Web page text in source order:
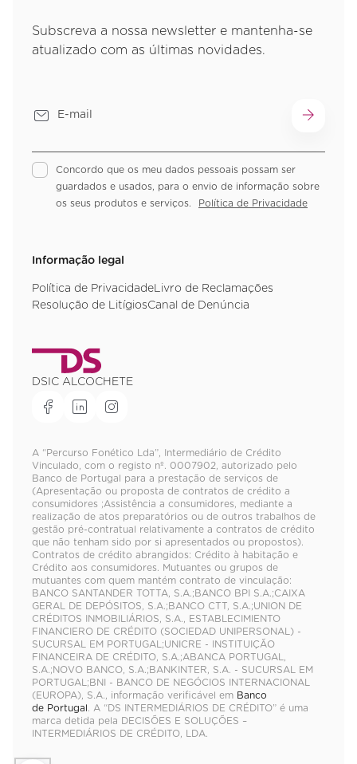
Subscreva a nossa newsletter e mantenha-se
atualizado com as últimas novidades.
Concordo que os meu dados pessoais possam ser
guardados e usados, para o envio de informação sobre
os seus produtos e serviços.
Política de Privacidade
Informação legal
Política de Privacidade Livro de Reclamações
Resolução de LitígiosCanal de Denúncia
DSIC ALCOCHETE
A “Percurso Fonético Lda”, Intermediário de Crédito
Vinculado, com o registo nº. 0007902, autorizado pelo
Banco de Portugal para a prestação de serviços de
(Apresentação ou proposta de contratos de crédito a
consumidores ;Assistência a consumidores, mediante a
realização de atos preparatórios ou de outros trabalhos de
gestão pré-contratual relativamente a contratos de crédito
que não tenham sido por si apresentados ou propostos).
Contratos de crédito abrangidos: Crédito à habitação e
Crédito aos consumidores. Mutuantes ou grupos de
mutuantes com quem mantém contrato de vinculação:
BANCO SANTANDER TOTTA, S.A.;BANCO BPI S.A.;CAIXA
GERAL DE DEPÓSITOS, S.A.;BANCO CTT, S.A.;UNION DE
CRÉDITOS INMOBILIÁRIOS, S.A., ESTABLECIMIENTO
FINANCIERO DE CRÉDITO (SOCIEDAD UNIPERSONAL) -
SUCURSAL EM PORTUGAL;UNICRE - INSTITUIÇÃO
FINANCEIRA DE CRÉDITO, S.A.;ABANCA PORTUGAL,
S.A.;NOVO BANCO, S.A.;BANKINTER, S.A. - SUCURSAL EM
PORTUGAL;BNI - BANCO DE NEGÓCIOS INTERNACIONAL
(EUROPA), S.A., informação verificável em Banco
de Portugal. A “DS INTERMEDIÁRIOS DE CRÉDITO” é uma
marca detida pela DECISÕES E SOLUÇÕES –
INTERMEDIÁRIOS DE CRÉDITO, LDA.